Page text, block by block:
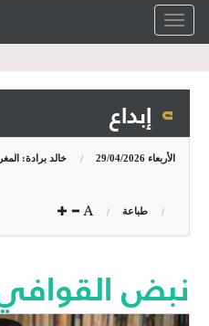
Toggle
navigation
إبداع
الأربعاء 29/04/2026 خالد برادة: المغرب
طباعة
نبض القوافي